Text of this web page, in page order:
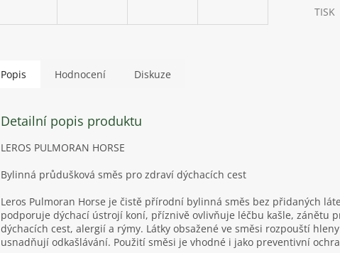
TISK
Popis Hodnocení Diskuze
Detailní popis produktu
LEROS PULMORAN HORSE
Bylinná průdušková směs pro zdraví dýchacích cest
Leros Pulmoran Horse je čistě přírodní bylinná směs bez přidaných
podporuje dýchací ústrojí koní, příznivě ovlivňuje léčbu kašle, zánětu
dýchacích cest, alergií a rýmy. Látky obsažené ve směsi rozpouští
usnadňují odkašlávání. Použití směsi je vhodné i jako preventivní